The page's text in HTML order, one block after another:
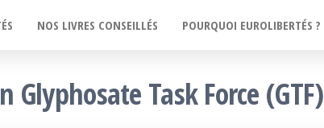
NOS LIVRES CONSEILLÉS POURQUOI EUROLIBERTÉS ?
Glyphosate Task Force (GTF)